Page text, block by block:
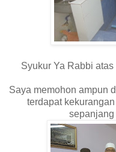
Syukur Ya Rabbi
Saya memohon ampun
terdapat